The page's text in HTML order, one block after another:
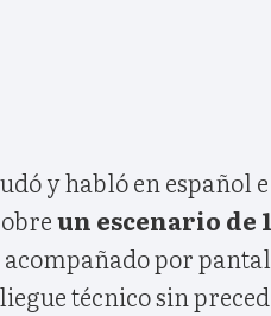
y habló en español
un escenario de
acompañado por
técnico sin